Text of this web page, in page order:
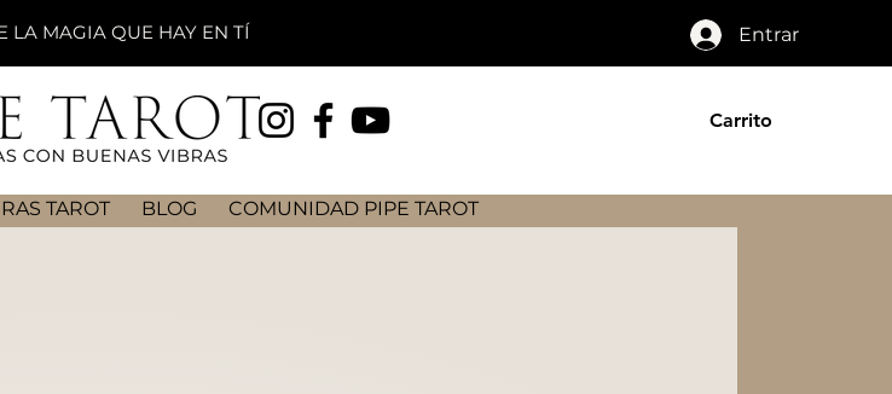
LA MAGIA QUE HAY EN TÍ Entrar
Carrito
TAROT BLOG COMUNIDAD PIPE TAROT